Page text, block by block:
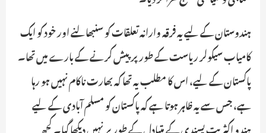
ہندوستان کے لیے یہ فرقہ وارانہ تعلقات کو سنبھالنے اور خود کو ایک
کامیاب سیکولر ریاست کے طور پر پیش کرنے کے بارے میں تھا۔
پاکستان کے لیے، اس کا مطلب یہ تھا کہ بھارت ناکام نہیں ہو رہا
ہے، جس سے یہ ظاہر ہوتا ہے کہ پاکستان کو مسلم آبادی کے لیے
ہندو اکثریت پسندی کے متبادل کے طور پر نہیں دیکھا گیا۔ کچھ